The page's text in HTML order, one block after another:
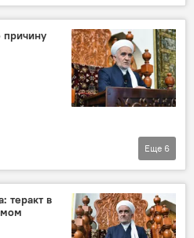
Россия
причину
мусульманство
Еще 6
теракт в